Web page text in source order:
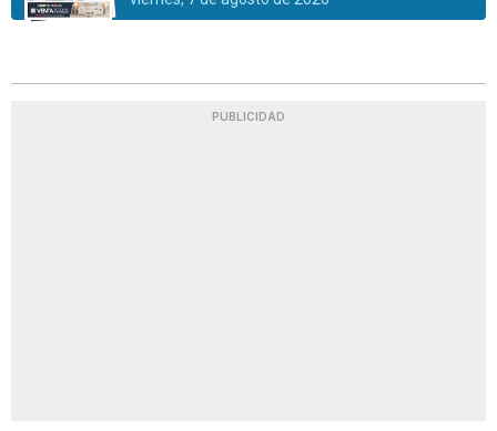
PUBLICIDAD